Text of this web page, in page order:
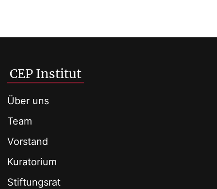
CEP Institut
Über uns
Team
Vorstand
Kuratorium
Stiftungsrat